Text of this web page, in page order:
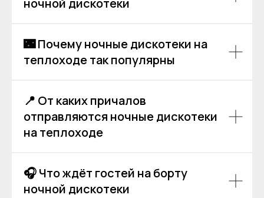
ночной дискотеки
🌃 Почему ночные дискотеки на
теплоходе так популярны
📍 От каких причалов
отправляются ночные дискотеки
на теплоходе
🎧 Что ждёт гостей на борту
ночной дискотеки
Согласие на обработку персональных данных
8с2А, Москва, 109028
ИП Зимин Дмитрий Вячеславович
ИНН 631625216995
+7 (499) 376 86-96
+7 (499) 992 99-89
Речные прогулки
Мероприятия
Выпускной
О компании